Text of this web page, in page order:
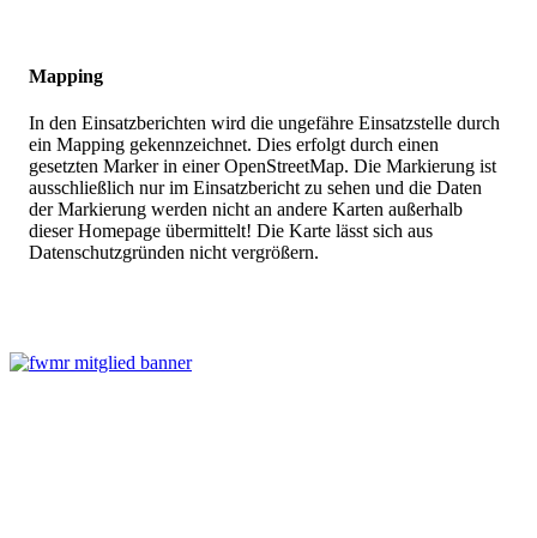
Mapping
In den Einsatzberichten wird die ungefähre Einsatzstelle durch
ein Mapping gekennzeichnet. Dies erfolgt durch einen
gesetzten Marker in einer OpenStreetMap. Die Markierung ist
ausschließlich nur im Einsatzbericht zu sehen und die Daten
der Markierung werden nicht an andere Karten außerhalb
dieser Homepage übermittelt! Die Karte lässt sich aus
Datenschutzgründen nicht vergrößern.